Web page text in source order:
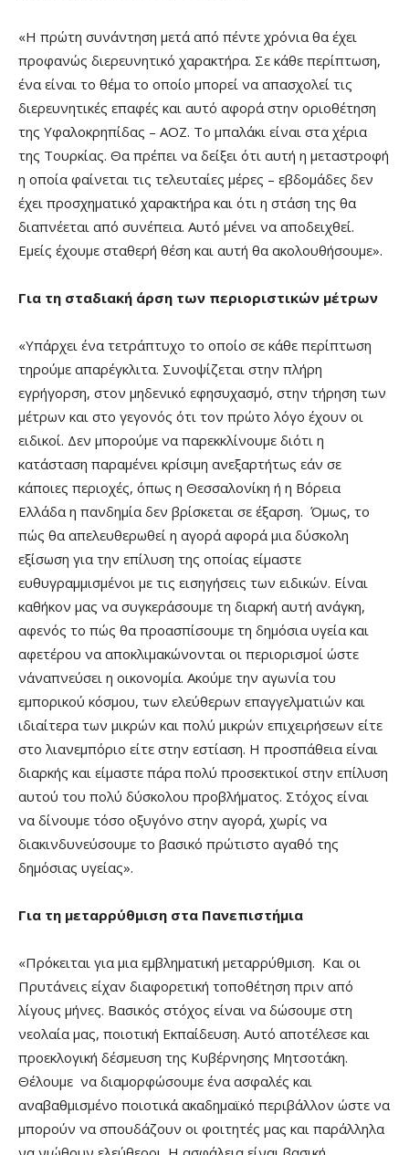
«Η πρώτη συνάντηση μετά από πέντε χρόνια θα έχει
προφανώς διερευνητικό χαρακτήρα. Σε κάθε περίπτωση,
ένα είναι το θέμα το οποίο μπορεί να απασχολεί τις
διερευνητικές επαφές και αυτό αφορά στην οριοθέτηση
της Υφαλοκρηπίδας – ΑΟΖ. Το μπαλάκι είναι στα χέρια
της Τουρκίας. Θα πρέπει να δείξει ότι αυτή η μεταστροφή
η οποία φαίνεται τις τελευταίες μέρες – εβδομάδες δεν
έχει προσχηματικό χαρακτήρα και ότι η στάση της θα
διαπνέεται από συνέπεια. Αυτό μένει να αποδειχθεί.
Εμείς έχουμε σταθερή θέση και αυτή θα ακολουθήσουμε».
Για τη σταδιακή άρση των περιοριστικών μέτρων
«Υπάρχει ένα τετράπτυχο το οποίο σε κάθε περίπτωση
τηρούμε απαρέγκλιτα. Συνοψίζεται στην πλήρη
εγρήγορση, στον μηδενικό εφησυχασμό, στην τήρηση των
μέτρων και στο γεγονός ότι τον πρώτο λόγο έχουν οι
ειδικοί. Δεν μπορούμε να παρεκκλίνουμε διότι η
κατάσταση παραμένει κρίσιμη ανεξαρτήτως εάν σε
κάποιες περιοχές, όπως η Θεσσαλονίκη ή η Βόρεια
Ελλάδα η πανδημία δεν βρίσκεται σε έξαρση. Όμως, το
πώς θα απελευθερωθεί η αγορά αφορά μια δύσκολη
εξίσωση για την επίλυση της οποίας είμαστε
ευθυγραμμισμένοι με τις εισηγήσεις των ειδικών. Είναι
καθήκον μας να συγκεράσουμε τη διαρκή αυτή ανάγκη,
αφενός το πώς θα προασπίσουμε τη δημόσια υγεία και
αφετέρου να αποκλιμακώνονται οι περιορισμοί ώστε
ν΄αναπνεύσει η οικονομία. Ακούμε την αγωνία του
εμπορικού κόσμου, των ελεύθερων επαγγελματιών και
ιδιαίτερα των μικρών και πολύ μικρών επιχειρήσεων είτε
στο λιανεμπόριο είτε στην εστίαση. Η προσπάθεια είναι
διαρκής και είμαστε πάρα πολύ προσεκτικοί στην επίλυση
αυτού του πολύ δύσκολου προβλήματος. Στόχος είναι
να δίνουμε τόσο οξυγόνο στην αγορά, χωρίς να
διακινδυνεύσουμε το βασικό πρώτιστο αγαθό της
δημόσιας υγείας».
Για τη μεταρρύθμιση στα Πανεπιστήμια
«Πρόκειται για μια εμβληματική μεταρρύθμιση. Και οι
Πρυτάνεις είχαν διαφορετική τοποθέτηση πριν από
λίγους μήνες. Βασικός στόχος είναι να δώσουμε στη
νεολαία μας, ποιοτική Εκπαίδευση. Αυτό αποτέλεσε και
προεκλογική δέσμευση της Κυβέρνησης Μητσοτάκη.
Θέλουμε να διαμορφώσουμε ένα ασφαλές και
αναβαθμισμένο ποιοτικά ακαδημαϊκό περιβάλλον ώστε να
μπορούν να σπουδάζουν οι φοιτητές μας και παράλληλα